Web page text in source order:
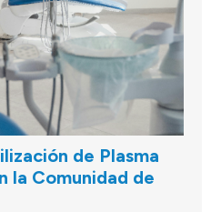
de Plasma
la Comunidad de